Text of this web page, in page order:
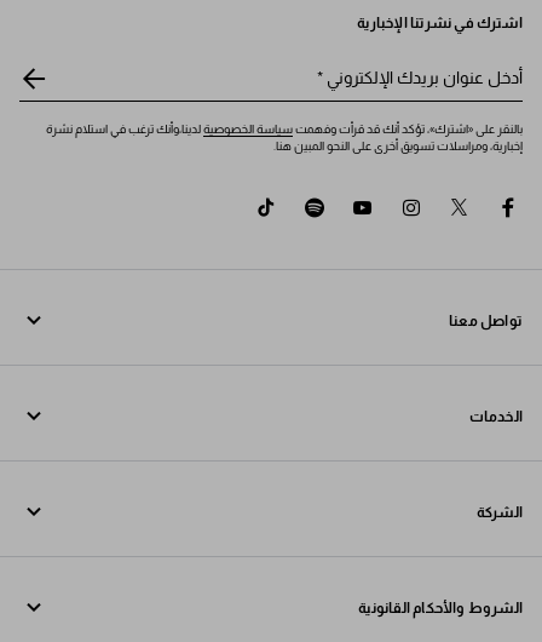
اشترك في نشرتنا الإخبارية
أدخل عنوان بريدك الإلكتروني *
بالنقر على «اشترك»، تؤكد أنك قد قرأت وفهمتسياسة الخصوصيةلدينا،وأنك ترغب في استلام نشرة
إخبارية، ومراسلات تسويق أخرى على النحو المبين هنا.
facebook
twitter
instagram
youtube
spotify
تواصل معنا
الخدمات
تتبع طلبك
الشركة
Prada Group
الشروط والأحكام القانونية